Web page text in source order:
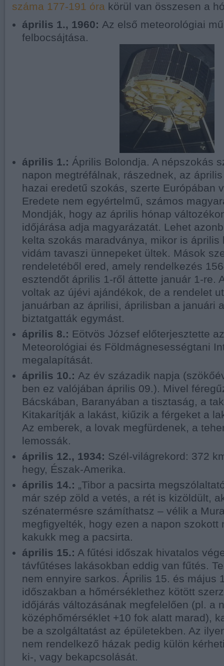
száma 177-191 óra körül van összesen a
április 1., 1960: Az első meteorológiai
felbocsájtása.
április 1.: Április Bolondja. A népszokás
napon megtréfálnak, rászednek, az
hazai eredetű szokás, szerte Európában
Eredete nem egyértelmű, számos
Mondják, hogy az április hónap
időjárása adja magyarázatát. Lehet
kelta szokás maradványa, mikor is április
vidám tavaszi ünnepeket ültek. Mások
rendeletéből ered, amely rendelkezés
esztendőt április 1-ről áttette január 1-re.
voltak az újévi ajándékok, de a rendelet
januárban az áprilisi, áprilisban a januári
biztatgatták egymást.
április 8.: Eötvös József előterjesztette
Meteorológiai és Földmágnesességtani
megalapítását.
április 10.: Az év századik napja
ben ez valójában április 09.). Mivel
Bácskában, Baranyában a tisztaság, a
Kitakarítják a lakást, kiűzik a férgeket a
Az emberek, a lovak megfürdenek, a
lemossák.
április 12., 1934: Szél-világrekord: 372
hegy, Észak-Amerika.
április 14.: „Tibor a pacsirta
már szép zöld a vetés, a rét is kizöldült,
szénatermésre számíthatsz – vélik a
megfigyelték, hogy ezen a napon szokott
kakukk meg a pacsirta.
április 15.: A fűtési időszak hivatalos
távfűtéses lakásokban eddig van fűtés.
nem ennyire sarkos. Április 15. és május
időszakban a hőmérséklethez kötött
időjárás változásának megfelelően (pl. a
középhőmérséklet +10 fok alatt marad),
be a szolgáltatást az épületekben. Az
nem rendelkező házak pedig külön
ki-, vagy bekapcsolását.